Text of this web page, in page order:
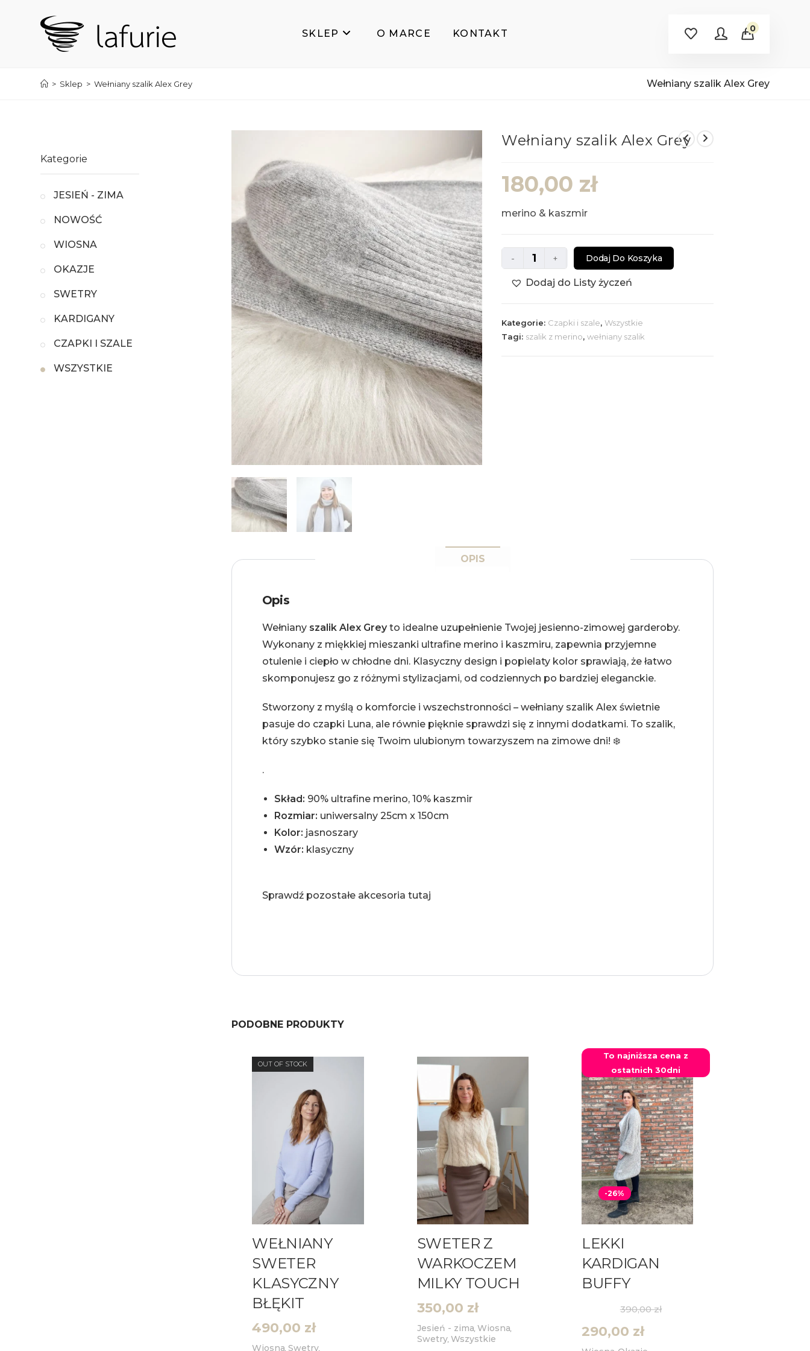
0
SKLEP O MARCE KONTAKT
Wełniany szalik Alex Grey
> Sklep > Wełniany szalik Alex Grey
Wełniany szalik Alex Grey
180,00 zł
merino & kaszmir
Wełniany
szalik
- + Dodaj Do Koszyka
Dodaj do Listy życzeń
Kategorie: Czapki i szale,Wszystkie
Tagi: szalik z merino,wełniany szalik
OPIS
Opis
Wełniany szalik Alex Greyto idealne uzupełnienie Twojej jesienno-zimowej garderoby.
Wykonany z miękkiej mieszanki ultrafine merino i kaszmiru, zapewnia przyjemne
otulenie i ciepło w chłodne dni. Klasyczny design i popielaty kolor sprawiają, że łatwo
skomponujesz go z różnymi stylizacjami, od codziennych po bardziej eleganckie.
Stworzony z myślą o komforcie i wszechstronności – wełniany szalik Alex świetnie
pasuje do czapki Luna, ale równie pięknie sprawdzi się z innymi dodatkami. To szalik,
który szybko stanie się Twoim ulubionym towarzyszem na zimowe dni! ❄️
.
Skład: 90% ultrafine merino, 10% kaszmir
Rozmiar: uniwersalny 25cm x 150cm
Kolor: jasnoszary
Wzór: klasyczny
Sprawdź pozostałe akcesoriatutaj
PODOBNE PRODUKTY
OUT OF STOCK
WEŁNIANY
SWETER
KLASYCZNY
BŁĘKIT
490,00 zł
Wiosna,Swetry,
SWETER Z
WARKOCZEM
MILKY TOUCH
350,00 zł
Jesień - zima, Wiosna,
Swetry, Wszystkie
To najniższa cena z
ostatnich 30dni
-26%
LEKKI
KARDIGAN
BUFFY
390,00zł
290,00 zł
Kategorie
JESIEŃ - ZIMA
NOWOŚĆ
WIOSNA
OKAZJE
SWETRY
KARDIGANY
CZAPKI I SZALE
WSZYSTKIE